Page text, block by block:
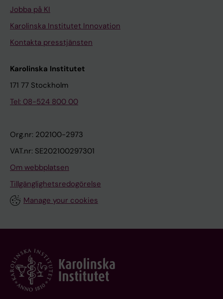
Jobba på KI
Karolinska Institutet Innovation
Kontakta presstjänsten
Karolinska Institutet
171 77 Stockholm
Tel: 08-524 800 00
Org.nr: 202100-2973
VAT.nr: SE202100297301
Om webbplatsen
Tillgänglighetsredogörelse
Manage your cookies